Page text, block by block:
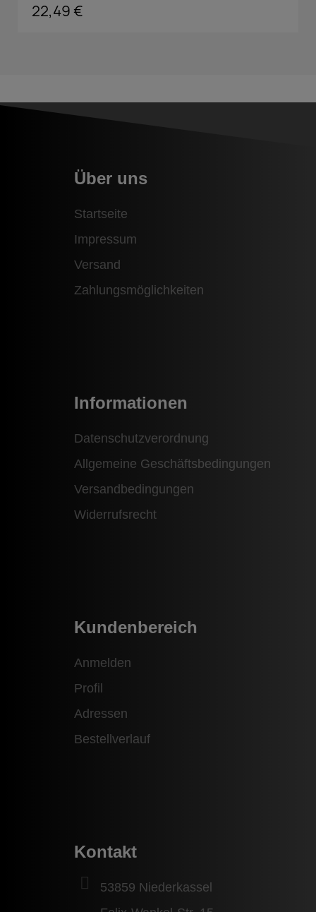
22,49 €
Über uns
Startseite
Impressum
Versand
Zahlungsmöglichkeiten
Informationen
Datenschutzverordnung
Allgemeine Geschäftsbedingungen
Versandbedingungen
Widerrufsrecht
Kundenbereich
Anmelden
Profil
Adressen
Bestellverlauf
Kontakt
53859 Niederkassel